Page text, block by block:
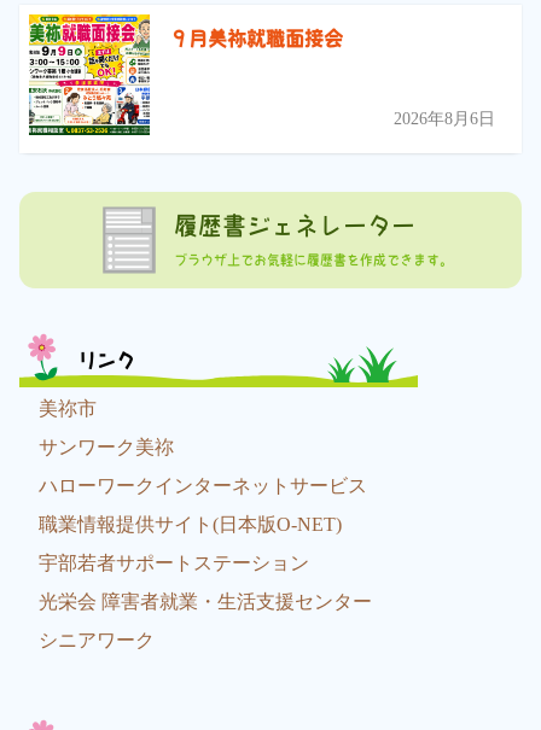
９月美祢就職面接会
2026年8月6日
履歴書ジェネレーター
ブラウザ上でお気軽に履歴書を作成できます。
リンク
美祢市
サンワーク美祢
ハローワークインターネットサービス
職業情報提供サイト(日本版O-NET)
宇部若者サポートステーション
光栄会 障害者就業・生活支援センター
シニアワーク